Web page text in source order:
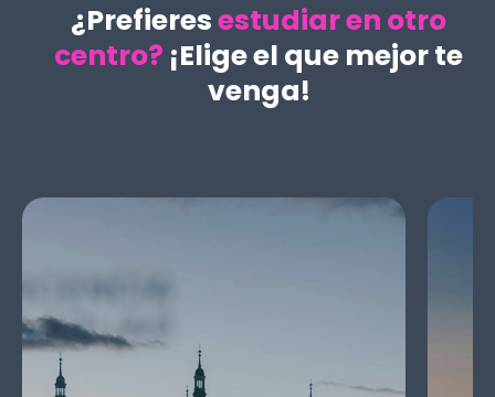
¿Prefieresestudiar en otro
centro? ¡Elige el que mejor te
venga!